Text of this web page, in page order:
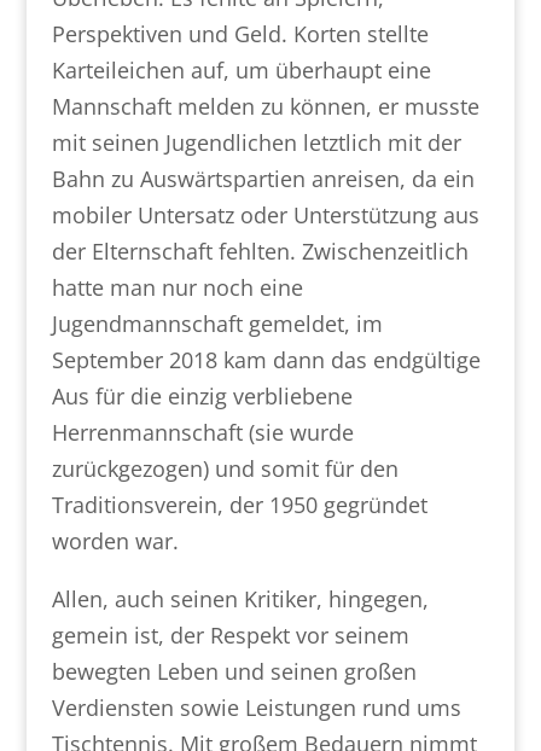
Perspektiven und Geld. Korten stellte
Karteileichen auf, um überhaupt eine
Mannschaft melden zu können, er musste
mit seinen Jugendlichen letztlich mit der
Bahn zu Auswärtspartien anreisen, da ein
mobiler Untersatz oder Unterstützung aus
der Elternschaft fehlten. Zwischenzeitlich
hatte man nur noch eine
Jugendmannschaft gemeldet, im
September 2018 kam dann das endgültige
Aus für die einzig verbliebene
Herrenmannschaft (sie wurde
zurückgezogen) und somit für den
Traditionsverein, der 1950 gegründet
worden war.
Allen, auch seinen Kritiker, hingegen,
gemein ist, der Respekt vor seinem
bewegten Leben und seinen großen
Verdiensten sowie Leistungen rund ums
Tischtennis. Mit großem Bedauern nimmt